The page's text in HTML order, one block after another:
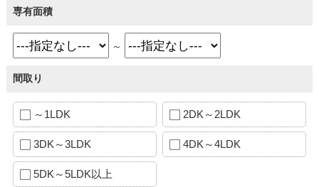
専有面積
～
間取り
～1LDK 2DK～2LDK
3DK～3LDK 4DK～4LDK
5DK～5LDK以上